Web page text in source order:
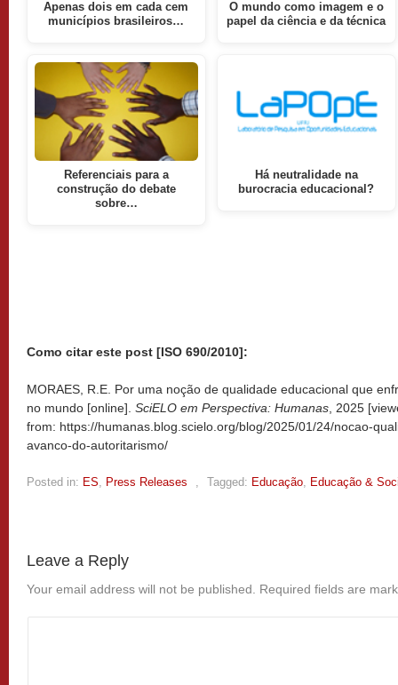
Apenas dois em cada cem
municípios brasileiros…
Referenciais para a
construção do debate
sobre…
O mundo como imagem e o
papel da ciência e da técnica
Há neutralidade na
burocracia educacional?
Como citar este post [ISO 690/2010]:
MORAES, R.E. Por uma noção de qualidade educacional que
no mundo [online]. SciELO em Perspectiva: Humanas , 2025
from: https://humanas.blog.scielo.org/blog/2025/01/24/nocao-
avanco-do-autoritarismo/
Posted in: ES Press Releases Tagged: Educação Educação &
Leave a Reply
Your email address will not be published. Required fields are